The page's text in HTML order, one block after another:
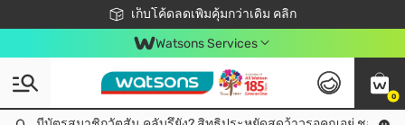
เก็บโค้ดลดเพิ่มคุ้มกว่าเดิม คลิก
ชอปออนไลน์ครั้งแรก ลดเพิ่มจุก ๆ 10%! 🎉
📦ส่งฟรี! เมื่อชอป 499฿
สมาชิกวัตสัน คลับดียังไง?
Watsons Services
0